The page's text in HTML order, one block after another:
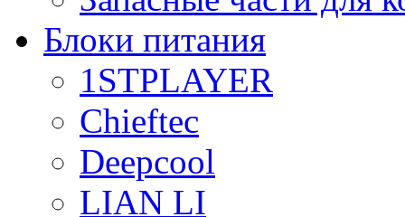
Блоки питания
1STPLAYER
Chieftec
Deepcool
LIAN LI